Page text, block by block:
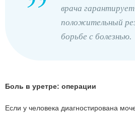
врача гарантирует
положительный
борьбе с болезнью.
Боль в уретре: операции
Если у человека диагностирована